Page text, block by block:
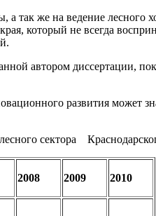
же на ведение лесного
который не всегда
автором диссертации,
развития может
сектора
2008 2009 2010